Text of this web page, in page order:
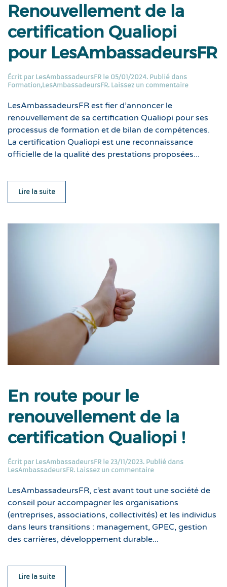
Renouvellement de la
certification Qualiopi
pour LesAmbassadeursFR
Écrit par LesAmbassadeursFR le 05/01/2024. Publié dans
Formation,LesAmbassadeursFR. Laissez un commentaire
LesAmbassadeursFR est fier d’annoncer le
renouvellement de sa certification Qualiopi pour ses
processus de formation et de bilan de compétences.
La certification Qualiopi est une reconnaissance
officielle de la qualité des prestations proposées...
Lire la suite
En route pour le
renouvellement de la
certification Qualiopi !
Écrit par LesAmbassadeursFR le 23/11/2023. Publié dans
LesAmbassadeursFR. Laissez un commentaire
LesAmbassadeursFR, c’est avant tout une société de
conseil pour accompagner les organisations
(entreprises, associations, collectivités) et les individus
dans leurs transitions : management, GPEC, gestion
des carrières, développement durable...
Lire la suite